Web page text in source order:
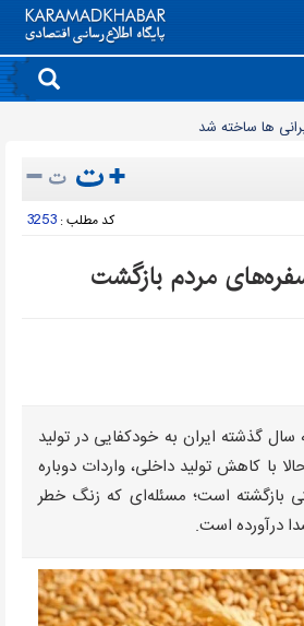
آزادی در دادگاه خانواده
شد
فروشگاه برنامه اپل
ندارند/ کمبود زیرساخت یا بی‌میلی مردم؟
کد مطلب : 3253
مردم بازگشت
سال گذشته ایران به خودکفایی در تولید
با کاهش تولید داخلی، واردات دوباره
بازگشته است؛ مسئله‌ای که زنگ خطر
درآورده است.